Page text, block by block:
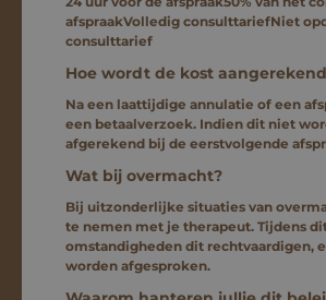
afspraakVolledig consulttariefNiet
consulttarief
Hoe wordt de kost
Na een laattijdige annulatie of een
een betaalverzoek. Indien dit niet
afgerekend bij de eerstvolgende
Wat bij overmacht?
Bij uitzonderlijke situaties van
te nemen met je therapeut. Tijdens
omstandigheden dit rechtvaardigen,
worden afgesproken.